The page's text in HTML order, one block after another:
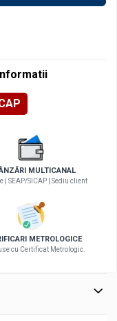
MULTICANAL
| SEAP/SICAP | Sediu client
METROLOGICE
cu Certificat Metrologic.